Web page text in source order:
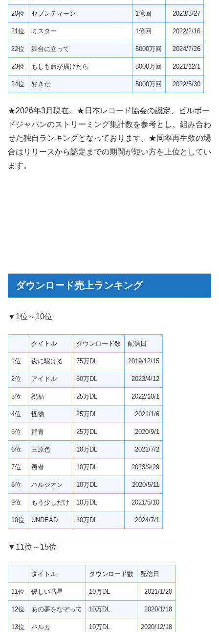
20位 セブンティーン 1億回 2023/3/27
21位 ミスター 1億回 2022/2/16
22位 舞台に立って 5000万回 2024/7/26
23位 もしも命が描けたら 5000万回 2021/12/1
24位 好きだ 5000万回 2022/5/30
★2026年3月現在。★日本レコード協会の認定、ビルボー
ドジャパンのストリーミング集計数を参考とし、組み合わ
せた独自ランキングとなっております。★同率再生数の場
合はリリースから認定までの期間が短い方を上位としてい
ます。
ダウンロード売上ランキング
▼1位～10位
タイトル ダウンロード数 配信日
1位 夜に駆ける 75万DL 2019/12/15
2位 アイドル 50万DL 2023/4/12
3位 祝福 25万DL 2022/10/1
4位 怪物 25万DL 2021/1/6
5位 群青 25万DL 2020/9/1
6位 三原色 10万DL 2021/7/2
7位 勇者 10万DL 2023/9/29
8位 ハルジオン 10万DL 2020/5/11
9位 もう少しだけ 10万DL 2021/5/10
10位 UNDEAD 10万DL 2024/7/1
▼11位～15位
タイトル ダウンロード数 配信日
11位 優しい彗星 10万DL 2021/1/20
12位 あの夢をなぞって 10万DL 2020/1/18
13位 ハルカ 10万DL 2020/12/18